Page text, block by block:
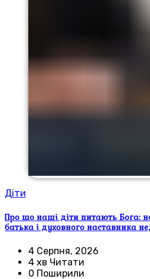
Діти
Про що наші діти питають Бога:
батька і духовного наставника
4 Серпня, 2026
4 хв Читати
0 Поширили